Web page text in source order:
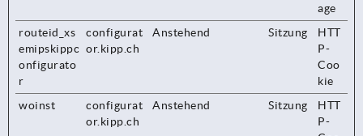
age
routeid_xs
emipskippc
onfigurato
r
configurat
or.kipp.ch
Anstehend Sitzung
HTT
P-
Coo
kie
woinst
configurat
or.kipp.ch
Anstehend Sitzung
HTT
P-